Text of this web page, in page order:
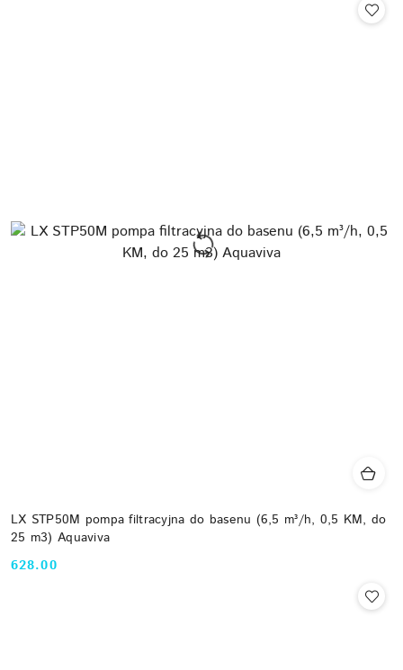
LX STP50M pompa filtracyjna do basenu (6,5 m³/h, 0,5 KM, do
25 m3) Aquaviva
Cena:
628.00